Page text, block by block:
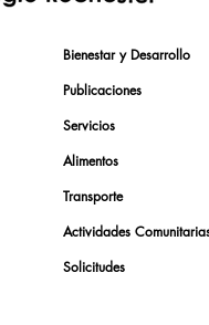
Bienestar y Desarrollo
Publicaciones
Servicios
Alimentos
Transporte
Actividades
Solicitudes